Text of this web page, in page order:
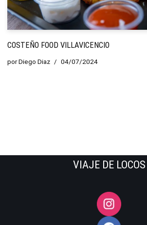
COSTEÑO FOOD VILLAVICENCIO
porDiego Diaz 04/07/2024
VIAJE DE LOCOS